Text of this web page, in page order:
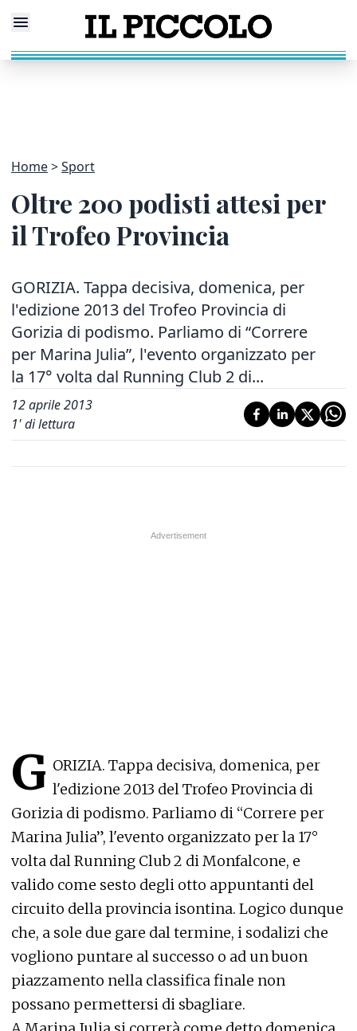
Home Sport
Oltre 200 podisti attesi per
il Trofeo Provincia
GORIZIA. Tappa decisiva, domenica, per
l'edizione 2013 del Trofeo Provincia di
Gorizia di podismo. Parliamo di “Correre
per Marina Julia”, l'evento organizzato per
la 17° volta dal Running Club 2 di...
12 aprile 2013
1' di lettura
G ORIZIA. Tappa decisiva, domenica, per
l'edizione 2013 del Trofeo Provincia di
Gorizia di podismo. Parliamo di “Correre per
Marina Julia”, l'evento organizzato per la 17°
volta dal Running Club 2 di Monfalcone, e
valido come sesto degli otto appuntanti del
circuito della provincia isontina. Logico dunque
che, a sole due gare dal termine, i sodalizi che
vogliono puntare al successo o ad un buon
piazzamento nella classifica finale non
possano permettersi di sbagliare.